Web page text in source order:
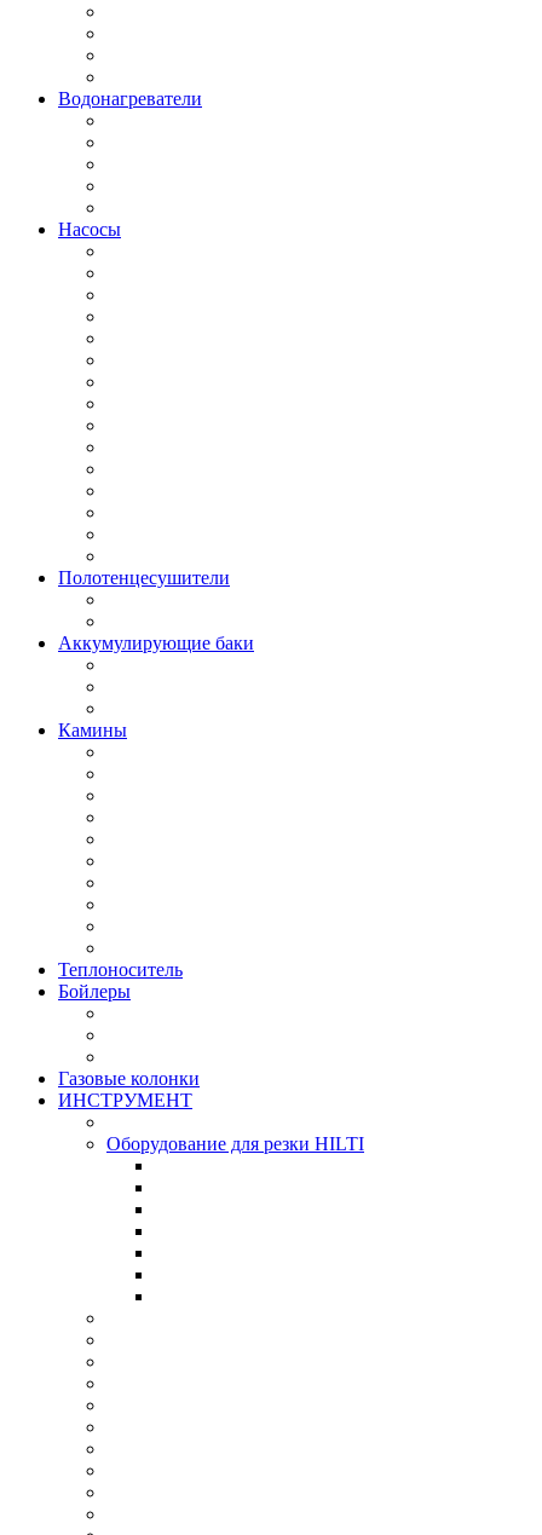
Водонагреватели
Насосы
Полотенцесушители
Аккумулирующие баки
Камины
Теплоноситель
Бойлеры
Газовые колонки
ИНСТРУМЕНТ
Оборудование для резки HILTI